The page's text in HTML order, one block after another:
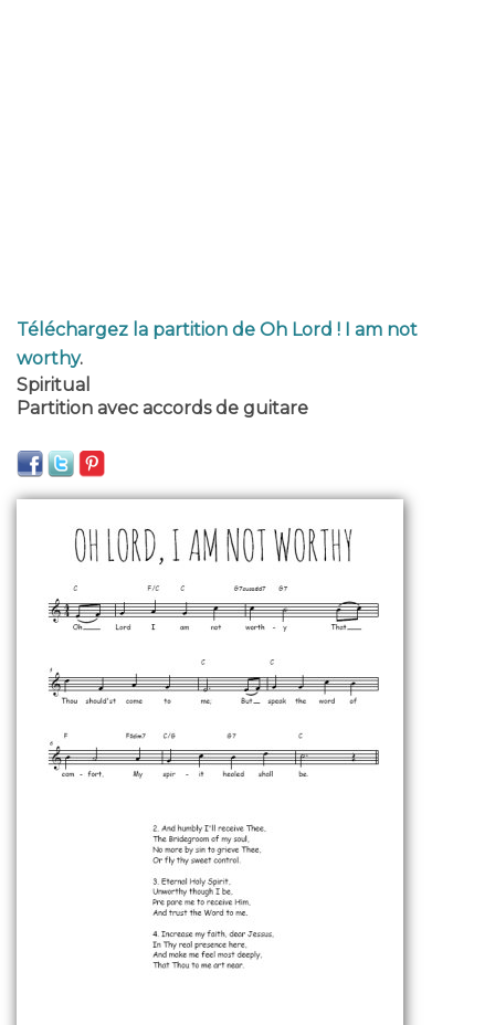
Téléchargez la partition de Oh Lord ! I am not
worthy.
Spiritual
Partition avec accords de guitare